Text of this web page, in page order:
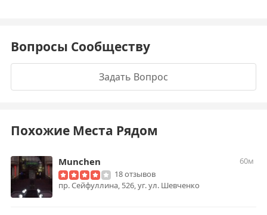
Вопросы Сообществу
Задать Вопрос
Похожие Места Рядом
Munchen
60м
18 отзывов
пр. Сейфуллина, 526, уг. ул. Шевченко